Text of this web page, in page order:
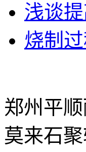
浅谈
烧制
郑州平
莫来石